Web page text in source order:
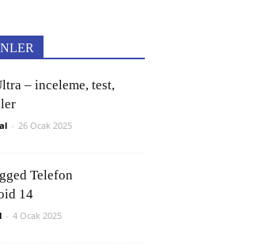
– inceleme, test,
- 26 Ocak 2025
Telefon
14
- 4 Ocak 2025